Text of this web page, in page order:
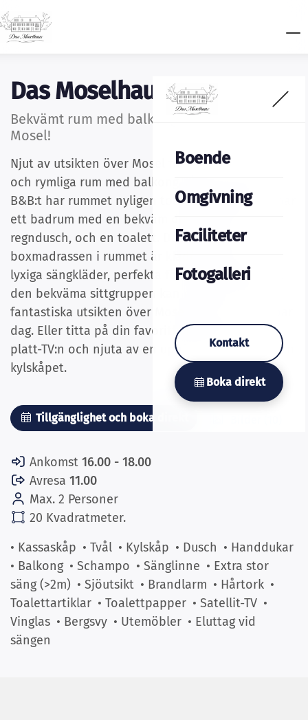
Boende
Omgivning
Faciliteter
Fotogalleri
Kontakt
Boka direkt
Das Moselhaus
Bekvämt rum med balkong och utsikt över
Mosel!
Njut av utsikten över Mosel från detta moderna
och rymliga rum med balkong. Liksom resten av
B&B:t har rummet nyligen totalrenoverats och har
ett badrum med en bekväm dusch, inklusive
regndusch, och en toalett. Den generösa
boxmadrassen i rummet är klädd med mjuka,
lyxiga sängkläder, perfekta för drömlika stunder. I
den bekväma sittgruppen kan du njuta av den
fantastiska utsikten över Mosel efter en underbar
dag. Eller titta på din favoritfilm eller serie på
platt-TV:n och njuta av en uppfriskande drink från
kylskåpet.
Tillgänglighet och boka direkt
Ankomst 16.00 - 18.00
Avresa 11.00
Max. 2 Personer
20 Kvadratmeter.
• Kassaskåp • Tvål • Kylskåp • Dusch • Handdukar
• Balkong • Schampo • Sänglinne • Extra stor
säng (>2m) • Sjöutsikt • Brandlarm • Hårtork •
Toalettartiklar • Toalettpapper • Satellit-TV •
Vinglas • Bergsvy • Utemöbler • Eluttag vid
sängen